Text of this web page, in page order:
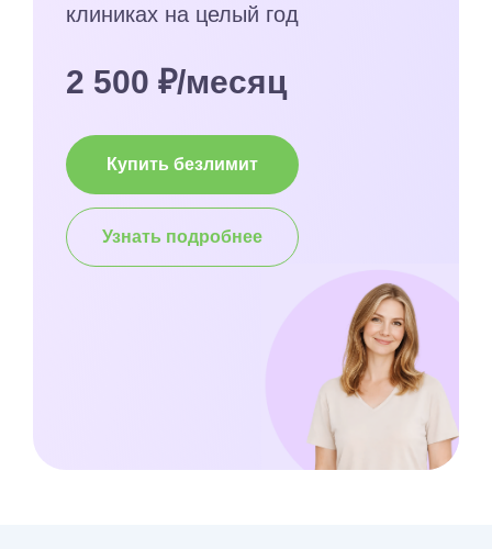
клиниках на целый год
2 500 ₽/месяц
Купить безлимит
Узнать подробнее